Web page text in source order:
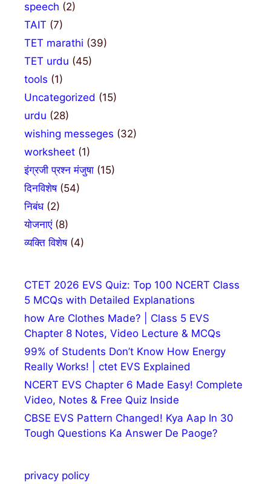
speech (2)
TAIT (7)
TET marathi (39)
TET urdu (45)
tools (1)
Uncategorized (15)
urdu (28)
wishing messeges (32)
worksheet (1)
इंग्रजी प्रश्न मंजुषा (15)
दिनविशेष(54)
निबंध(2)
योजनाएं(8)
व्यक्ति विशेष(4)
CTET 2026 EVS Quiz: Top 100 NCERT Class
5 MCQs with Detailed Explanations
how Are Clothes Made? | Class 5 EVS
Chapter 8 Notes, Video Lecture & MCQs
99% of Students Don’t Know How Energy
Really Works! | ctet EVS Explained
NCERT EVS Chapter 6 Made Easy! Complete
Video, Notes & Free Quiz Inside
CBSE EVS Pattern Changed! Kya Aap In 30
Tough Questions Ka Answer De Paoge?
privacy policy